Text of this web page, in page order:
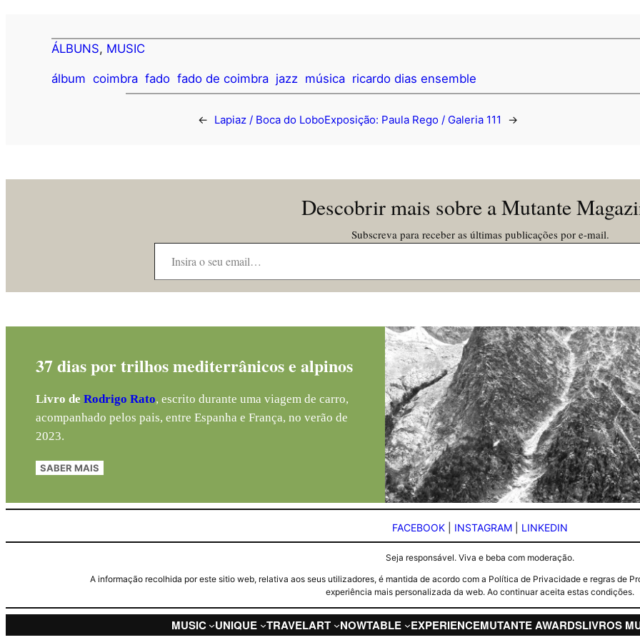
ÁLBUNS, MUSIC
álbum coimbra fado fado de coimbra jazz música ricardo dias ensemble
← Lapiaz / Boca do LoboExposição: Paula Rego / Galeria 111 →
Descobrir mais sobre a Mutante
Subscreva para receber as últimas publicações por e-mail.
Insira o seu email…
37 dias por trilhos mediterrânicos e alpinos
Livro deRodrigo Rato, escrito durante uma viagem de carro,
acompanhado pelos pais, entre Espanha e França, no verão de
2023.
SABER MAIS
FACEBOOK INSTAGRAM LINKEDIN
Seja responsável. Viva e beba com moderação.
A informação recolhida por este sitio web, relativa aos seus utilizadores, é mantida de acordo com a Política de Privacidade e regras de
experiência mais personalizada da web. Ao continuar aceita estas condições.
MUSIC UNIQUE TRAVELART NOWTABLE EXPERIENCEMUTANTE AWARDSLIVROS